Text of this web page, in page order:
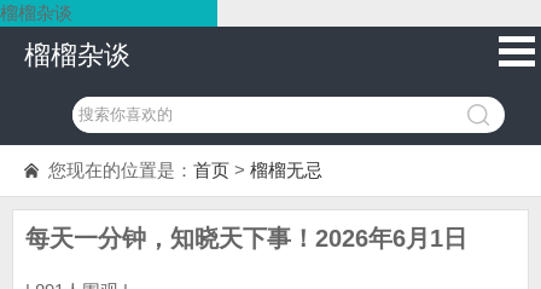
榴榴杂谈
榴榴杂谈
您现在的位置是： 首页 > 榴榴无忌
每天一分钟，知晓天下事！2026年6月1日